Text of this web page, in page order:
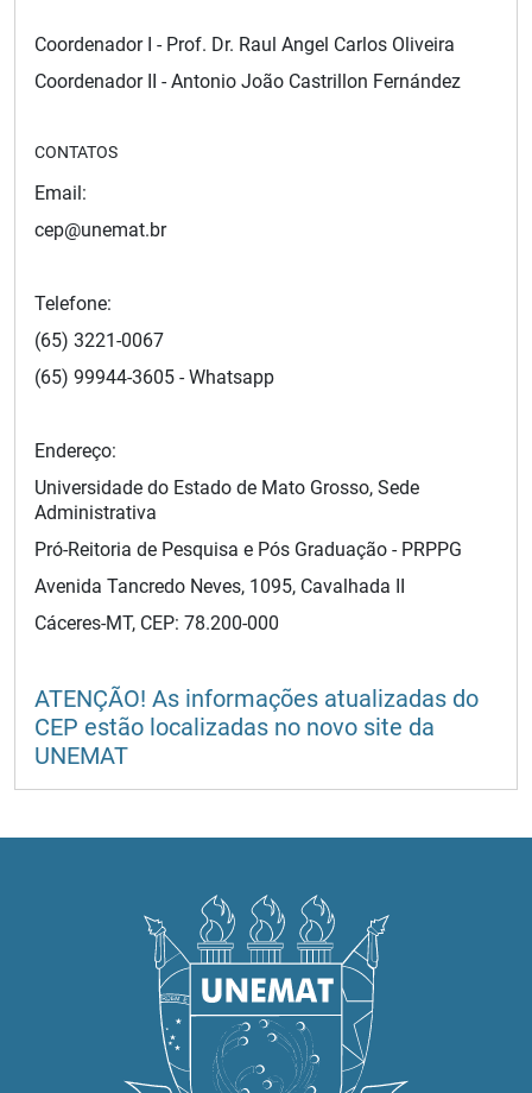
Coordenador I - Prof. Dr. Raul Angel Carlos Oliveira
Coordenador II - Antonio João Castrillon Fernández
CONTATOS
Email:
cep@unemat.br
Telefone:
(65) 3221-0067
(65) 99944-3605 - Whatsapp
Endereço:
Universidade do Estado de Mato Grosso, Sede
Administrativa
Pró-Reitoria de Pesquisa e Pós Graduação - PRPPG
Avenida Tancredo Neves, 1095, Cavalhada II
Cáceres-MT, CEP: 78.200-000
ATENÇÃO! As informações atualizadas do
CEP estão localizadas no novo site da
UNEMAT